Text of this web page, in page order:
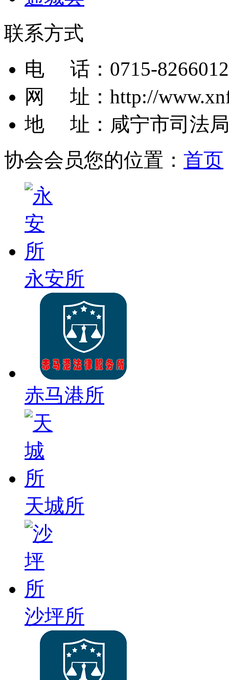
联系方式
电 话： 0715-8266012
网 址： http://
地 址： 咸宁市司法
协会会员您的位置： 首页
永安所
赤马港所
天城所
沙坪所